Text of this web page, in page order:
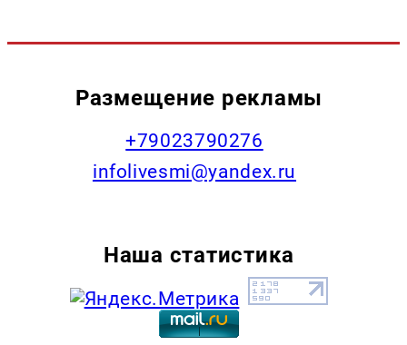
Размещение рекламы
+79023790276
infolivesmi@yandex.ru
Наша статистика